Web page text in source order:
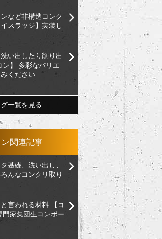
など非構造コンク
スラッジ】実装し
い出したり削り出
ン】 多彩なバリエ
ください
一覧を見る
関連記事
基礎、洗い出し、
んなコンクリ取り
言われる材料 【コ
門家集団生コンポー